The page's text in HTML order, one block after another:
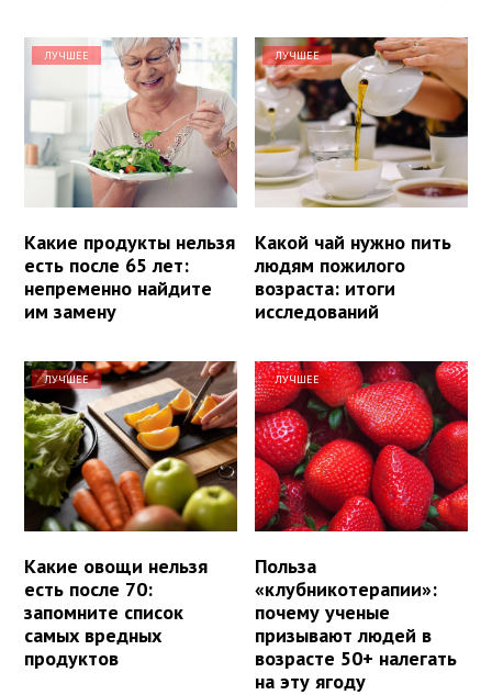
ЛУЧШЕЕ
Какие продукты нельзя
есть после 65 лет:
непременно найдите
им замену
ЛУЧШЕЕ
Какой чай нужно пить
людям пожилого
возраста: итоги
исследований
ЛУЧШЕЕ
Какие овощи нельзя
есть после 70:
запомните список
самых вредных
продуктов
ЛУЧШЕЕ
Польза
«клубникотерапии»:
почему ученые
призывают людей в
возрасте 50+ налегать
на эту ягоду